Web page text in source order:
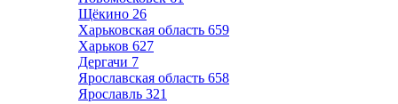
Щёкино 26
Харьковская область 659
Харьков 627
Дергачи 7
Ярославская область 658
Ярославль 321